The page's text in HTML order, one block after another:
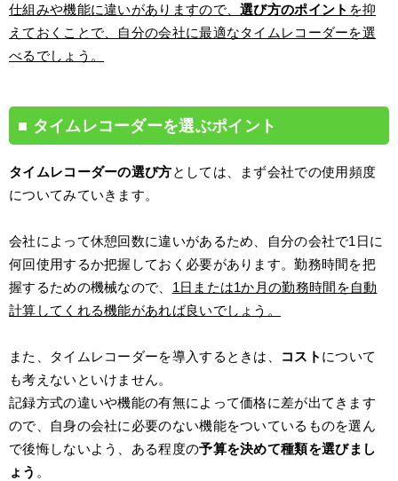
仕組みや機能に違いがありますので、選び方のポイント を抑
えておくことで、自分の会社に最適なタイムレコーダーを選
べるでしょう。
タイムレコーダーを選ぶポイント
タイムレコーダーの選び方としては、まず会社での使用頻度
についてみていきます。
会社によって休憩回数に違いがあるため、自分の会社で1日に
何回使用するか把握しておく必要があります。勤務時間を把
握するための機械なので、 1日または1か月の勤務時間を自動
計算してくれる機能があれば良いでしょう。
また、タイムレコーダーを導入するときは、 コスト について
も考えないといけません。
記録方式の違いや機能の有無によって価格に差が出てきます
ので、自身の会社に必要のない機能をついているものを選ん
で後悔しないよう、ある程度の予算を決めて種類を選びまし
ょう 。